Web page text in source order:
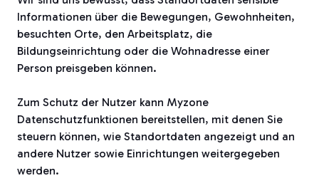
Informationen über die Bewegungen, Gewohnheiten,
besuchten Orte, den Arbeitsplatz, die
Bildungseinrichtung oder die Wohnadresse einer
Person preisgeben können.
Zum Schutz der Nutzer kann Myzone
Datenschutzfunktionen bereitstellen, mit denen Sie
steuern können, wie Standortdaten angezeigt und an
andere Nutzer sowie Einrichtungen weitergegeben
werden.